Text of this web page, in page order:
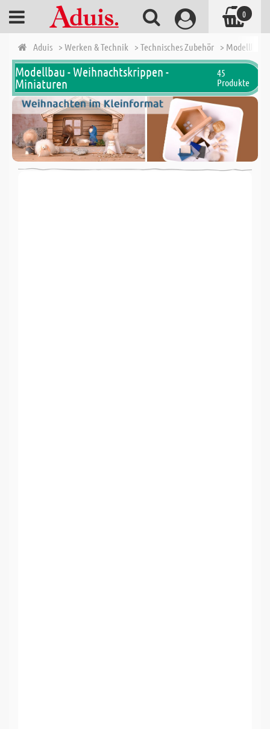
Aduis > Werken & Technik > Technisches Zubehör > Modellbau
Modellbau - Weihnachtskrippen -
Miniaturen
45
Produkte
0